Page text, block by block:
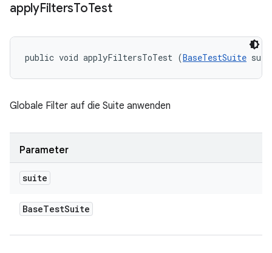
applyFiltersToTest
public void applyFiltersToTest (BaseTestSuite
Globale Filter auf die Suite anwenden
Parameter
suite
BaseTestSuite